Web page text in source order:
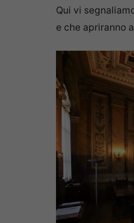
Qui vi
e che apriranno